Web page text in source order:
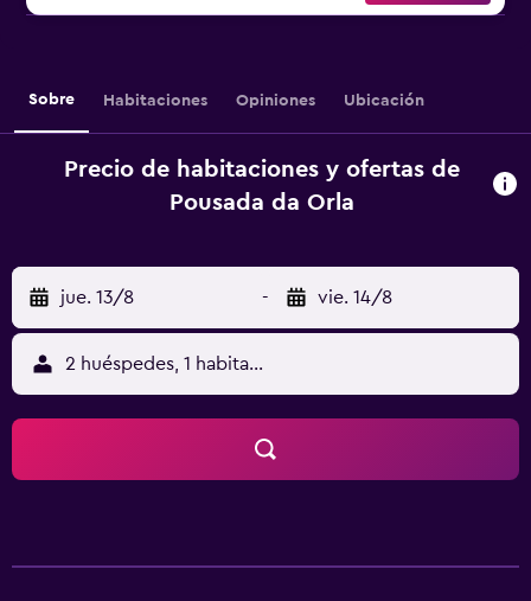
Sobre Habitaciones Opiniones Ubicación
Precio de habitaciones y ofertas de
Pousada da Orla
jue. 13/8 - vie. 14/8
2 huéspedes, 1 habitación